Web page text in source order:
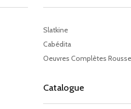
Slatkine
Cabédita
Oeuvres Complètes
Catalogue